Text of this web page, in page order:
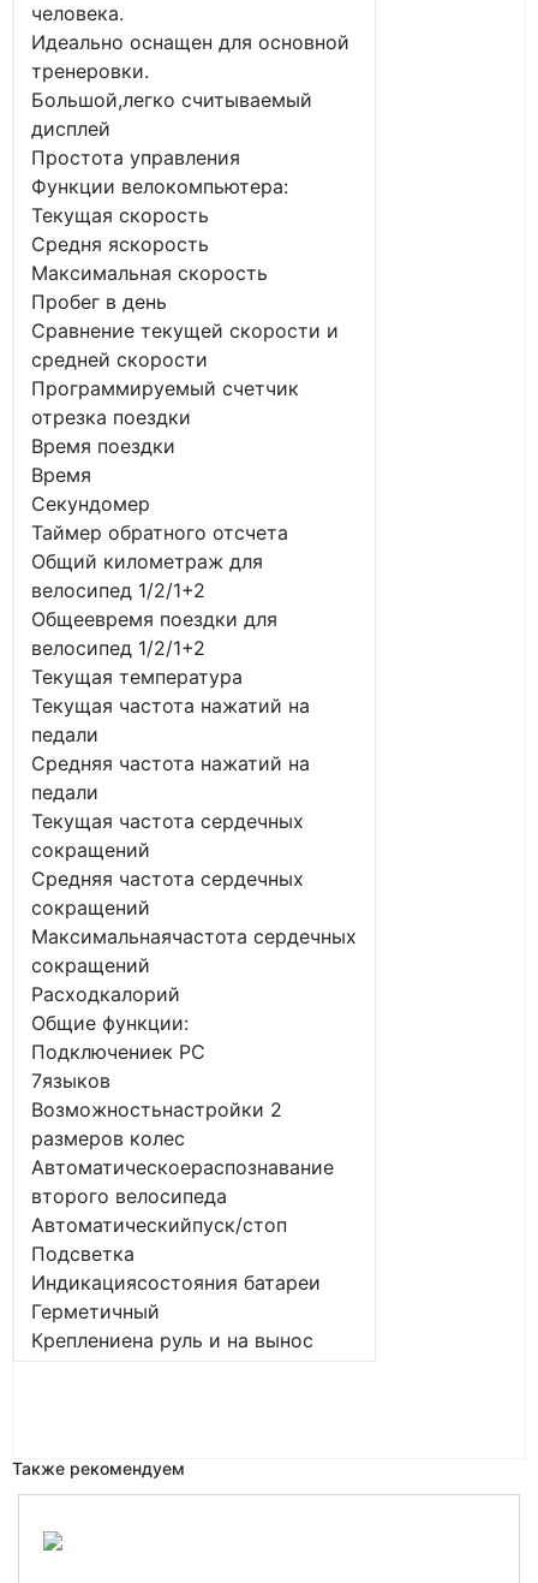
человека.
Идеально оснащен для основной
тренеровки.
Большой,легко считываемый
дисплей
Простота управления
Функции велокомпьютера:
Текущая скорость
Средня яскорость
Максимальная скорость
Пробег в день
Сравнение текущей скорости и
средней скорости
Программируемый счетчик
отрезка поездки
Время поездки
Время
Секундомер
Таймер обратного отсчета
Общий километраж для
велосипед 1/2/1+2
Общеевремя поездки для
велосипед 1/2/1+2
Текущая температура
Текущая частота нажатий на
педали
Средняя частота нажатий на
педали
Текущая частота сердечных
сокращений
Средняя частота сердечных
сокращений
Максимальнаячастота сердечных
сокращений
Расходкалорий
Общие функции:
Подключениек PC
7языков
Возможностьнастройки 2
размеров колес
Автоматическоераспознавание
второго велосипеда
Автоматическийпуск/стоп
Подсветка
Индикациясостояния батареи
Герметичный
Креплениена руль и на вынос
Также рекомендуем